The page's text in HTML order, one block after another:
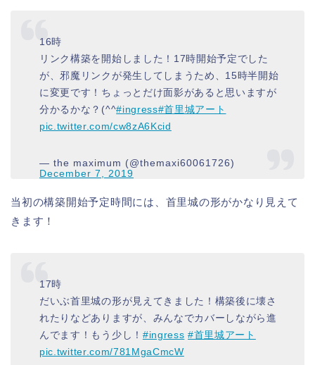
16時
リンク構築を開始しました！17時開始予定でした
が、邪魔リンクが発生してしまうため、15時半開始
に変更です！ちょっとだけ面影があると思いますが
分かるかな？(^^#ingress#首里城アート
pic.twitter.com/cw8zA6Kcid
— the maximum (@themaxi60061726)
December 7, 2019
当初の構築開始予定時間には、首里城の形がかなり見えて
きます！
17時
だいぶ首里城の形が見えてきました！構築後に壊さ
れたりなどありますが、みんなでカバーしながら進
んでます！もう少し！ #ingress #首里城アート
pic.twitter.com/781MgaCmcW